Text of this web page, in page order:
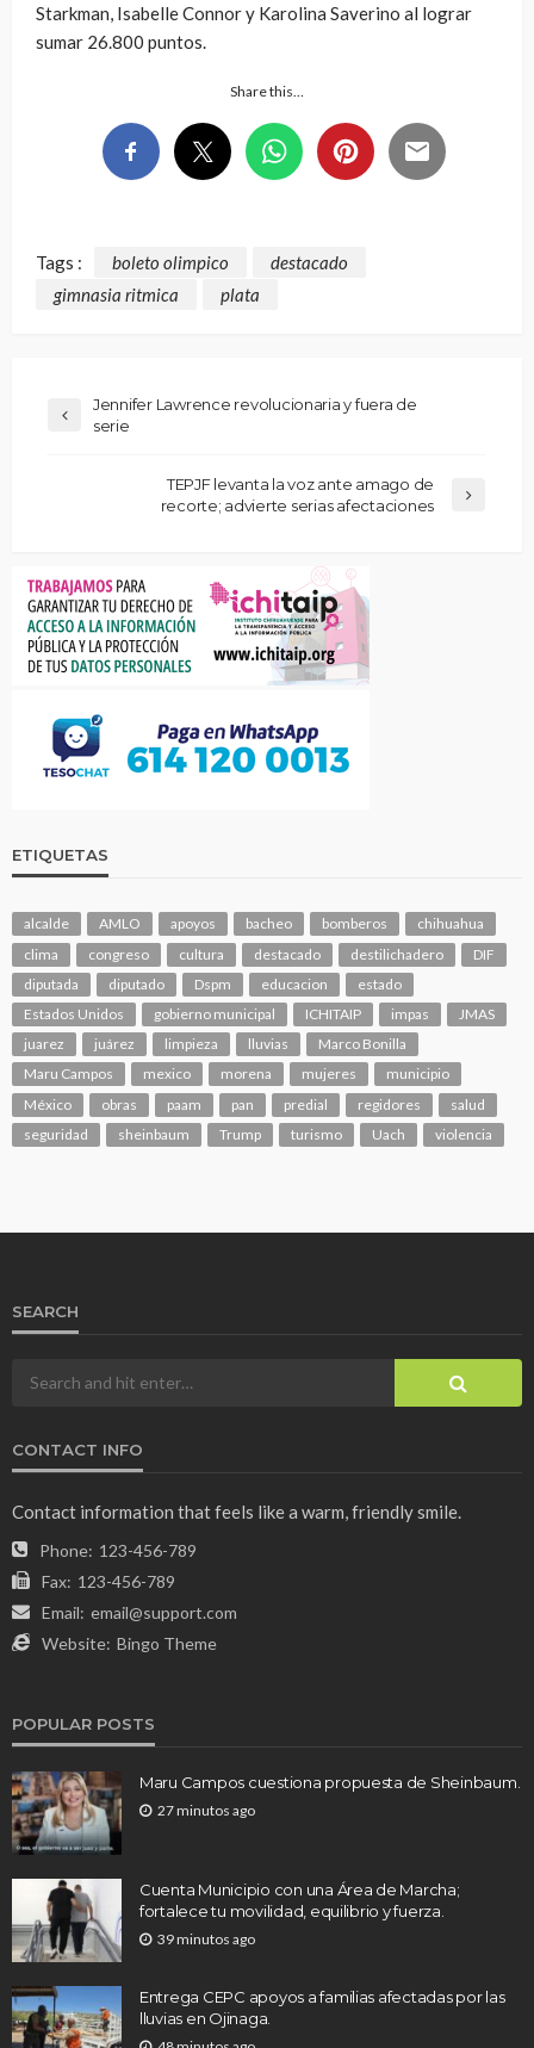
Starkman, Isabelle Connor y Karolina Saverino al lograr
sumar 26.800 puntos.
Share this…
Tags : boleto olimpico
destacado
gimnasia ritmica
plata
Jennifer Lawrence revolucionaria y fuera de
serie
TEPJF levanta la voz ante amago de
recorte; advierte serias afectaciones
ETIQUETAS
alcalde AMLO apoyos bacheo bomberos
chihuahua
clima
congreso cultura destacado destilichadero
DIF
diputada
diputado Dspm educacion
estado
Estados Unidos
gobierno municipal ICHITAIP impas
JMAS
juarez
juárez limpieza lluvias
Marco Bonilla
Maru Campos
mexico morena mujeres
municipio
México
obras paam pan predial regidores
salud
seguridad
sheinbaum Trump turismo Uach violencia
SEARCH
CONTACT INFO
Contact information that feels like a warm, friendly smile.
Phone: 123-456-789
Fax: 123-456-789
Email: email@support.com
Website: Bingo Theme
POPULAR POSTS
Maru Campos cuestiona propuesta de Sheinbaum.
27 minutos ago
Cuenta Municipio con una Área de Marcha;
fortalece tu movilidad, equilibrio y fuerza.
39 minutos ago
Entrega CEPC apoyos a familias afectadas por las
lluvias en Ojinaga.